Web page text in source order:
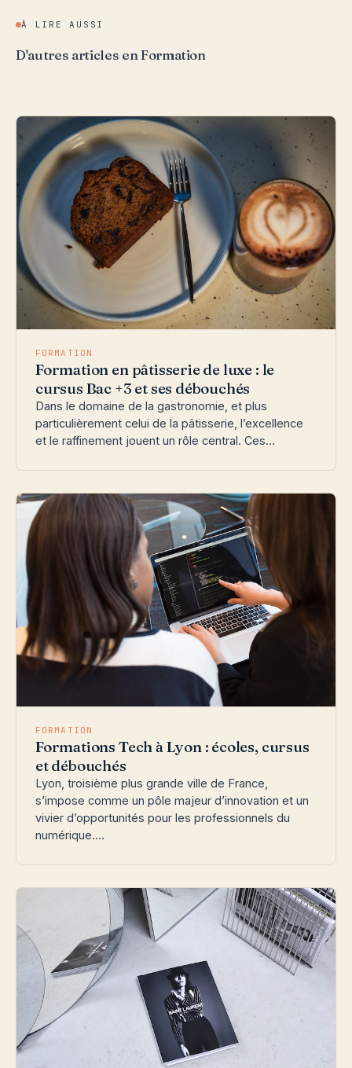
À LIRE AUSSI
D'autres articles en Formation
FORMATION
Formation en pâtisserie de luxe : le
cursus Bac +3 et ses débouchés
Dans le domaine de la gastronomie, et plus
particulièrement celui de la pâtisserie, l’excellence
et le raffinement jouent un rôle central. Ces…
FORMATION
Formations Tech à Lyon : écoles, cursus
et débouchés
Lyon, troisième plus grande ville de France,
s’impose comme un pôle majeur d’innovation et un
vivier d’opportunités pour les professionnels du
numérique.…